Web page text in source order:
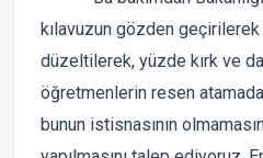
kılavuzun gözden geçirilerek
düzeltilerek, yüzde kırk ve
öğretmenlerin resen
bunun istisnasının